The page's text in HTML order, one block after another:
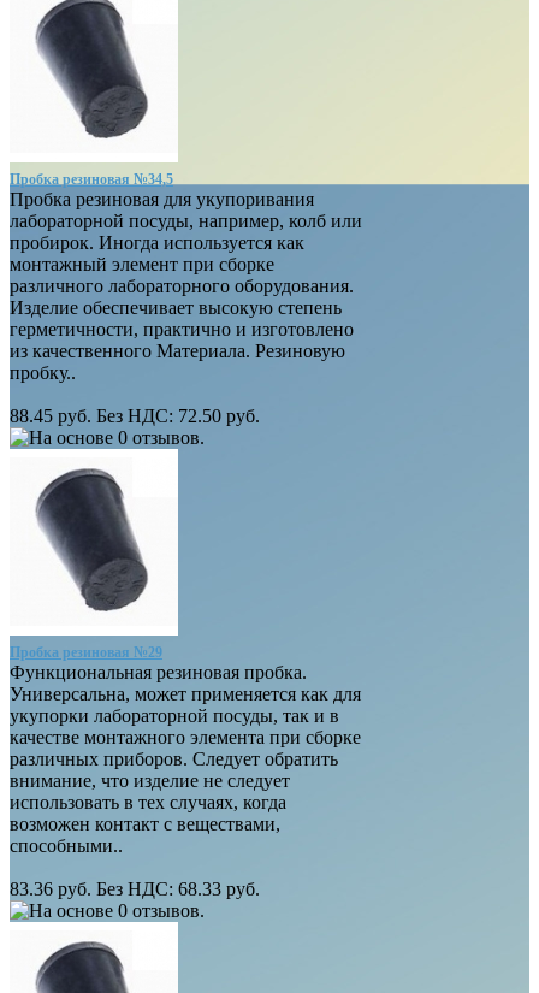
Пробка резиновая №34,5
Пробка резиновая для укупоривания
лабораторной посуды, например, колб или
пробирок. Иногда используется как
монтажный элемент при сборке
различного лабораторного оборудования.
Изделие обеспечивает высокую степень
герметичности, практично и изготовлено
из качественного Материала. Резиновую
пробку..
88.45 руб. Без НДС: 72.50 руб.
Пробка резиновая №29
Функциональная резиновая пробка.
Универсальна, может применяется как для
укупорки лабораторной посуды, так и в
качестве монтажного элемента при сборке
различных приборов. Следует обратить
внимание, что изделие не следует
использовать в тех случаях, когда
возможен контакт с веществами,
способными..
83.36 руб. Без НДС: 68.33 руб.